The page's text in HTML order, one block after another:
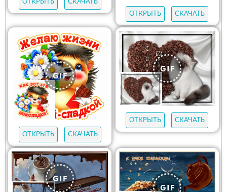
ОТКРЫТЬ
СКАЧАТЬ
ОТКРЫТЬ
СКАЧАТЬ
ОТКРЫТЬ СКАЧАТЬ
ОТКРЫТЬ СКАЧАТЬ